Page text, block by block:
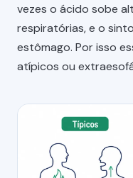
vezes o ácido sobe
respiratórias, e o
estômago. Por isso
atípicos ou